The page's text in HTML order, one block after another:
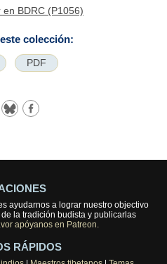
en BDRC (P1056)
colección:
PDF
ayudarnos a lograr nuestro objectivo
la tradición budista y publicarlas
apóyanos en Patreon.
RÁPIDOS